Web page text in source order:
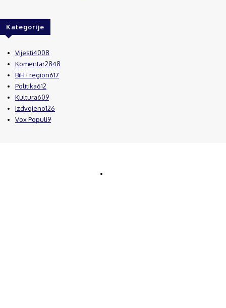
Kategorije
Vijesti4008
Komentar2848
BiH i region617
Politika612
Kultura609
Izdvojeno126
Vox Populi9